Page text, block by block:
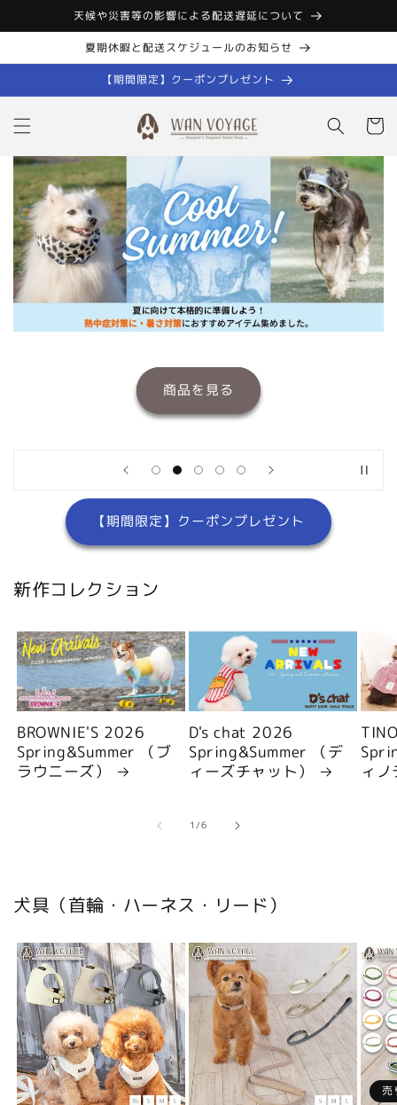
コンテン
ツに進む
天候や災害等の影響による配送遅延について
夏期休暇と配送スケジュールのお知らせ
【期間限定】クーポンプレゼント
ー
商品を見る
【期間限定】クーポンプレゼント
新作コレクション
BROWNIE'S 2026
Spring&Summer （ブ
ラウニーズ）
D's chat 2026
Spring&Summer （デ
ィーズチャット）
ィ
1/の
6
犬具（首輪・ハーネス・リード）
売